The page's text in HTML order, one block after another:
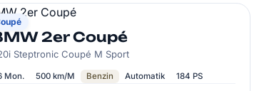
2er Coupé
Steptronic Coupé M Sport
Mon. 500 km/M Benzin Automatik 184 PS